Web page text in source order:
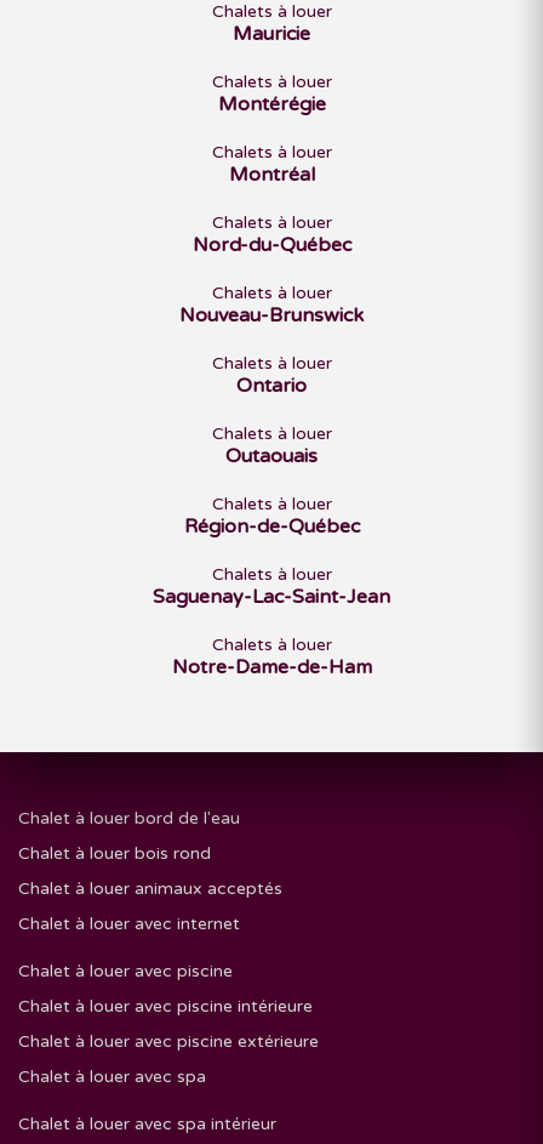
Chalets à louer
Mauricie
Chalets à louer
Montérégie
Chalets à louer
Montréal
Chalets à louer
Nord-du-Québec
Chalets à louer
Nouveau-Brunswick
Chalets à louer
Ontario
Chalets à louer
Outaouais
Chalets à louer
Région-de-Québec
Chalets à louer
Saguenay-Lac-Saint-Jean
Chalets à louer
Notre-Dame-de-Ham
Chalet à louer bord de l'eau
Chalet à louer bois rond
Chalet à louer animaux acceptés
Chalet à louer avec internet
Chalet à louer avec piscine
Chalet à louer avec piscine intérieure
Chalet à louer avec piscine extérieure
Chalet à louer avec spa
Chalet à louer avec spa intérieur